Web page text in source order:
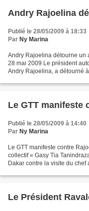
Andry Rajoelina
Publié le 28/05/2009 à 18:33
Par Ny Marina
Andry Rajoelina détourne un
28 mai 2009 Le président
Andry Rajoelina, a détourné
Le GTT manifeste
Publié le 28/05/2009 à 14:40
Par Ny Marina
Le GTT manifeste contre
collectif « Gasy Tia
Dakar contre la visite du chef
Le Président